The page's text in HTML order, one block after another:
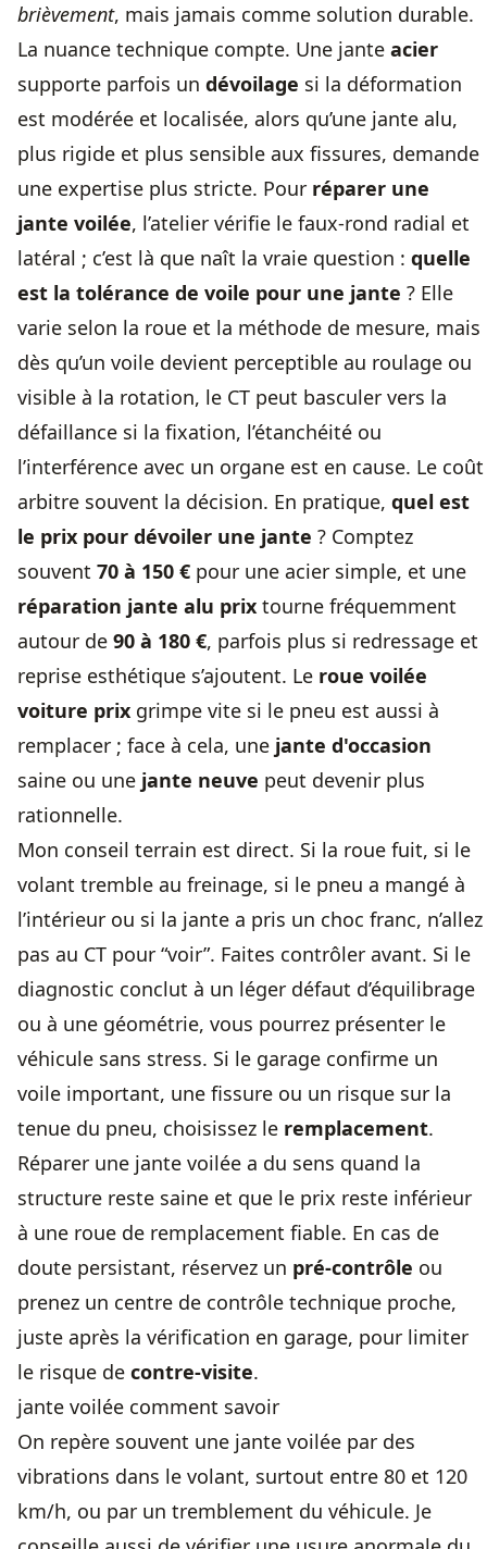
brièvement, mais jamais comme solution durable.
La nuance technique compte. Une jante acier
supporte parfois un dévoilage si la déformation
est modérée et localisée, alors qu’une jante alu,
plus rigide et plus sensible aux fissures, demande
une expertise plus stricte. Pour réparer une
jante voilée, l’atelier vérifie le faux-rond radial et
latéral ; c’est là que naît la vraie question : quelle
est la tolérance de voile pour une jante ? Elle
varie selon la roue et la méthode de mesure, mais
dès qu’un voile devient perceptible au roulage ou
visible à la rotation, le CT peut basculer vers la
défaillance si la fixation, l’étanchéité ou
l’interférence avec un organe est en cause. Le coût
arbitre souvent la décision. En pratique, quel est
le prix pour dévoiler une jante ? Comptez
souvent 70 à 150 € pour une acier simple, et une
réparation jante alu prix tourne fréquemment
autour de 90 à 180 €, parfois plus si redressage et
reprise esthétique s’ajoutent. Le roue voilée
voiture prix grimpe vite si le pneu est aussi à
remplacer ; face à cela, une jante d'occasion
saine ou une jante neuve peut devenir plus
rationnelle.
Mon conseil terrain est direct. Si la roue fuit, si le
volant tremble au freinage, si le pneu a mangé à
l’intérieur ou si la jante a pris un choc franc, n’allez
pas au CT pour “voir”. Faites contrôler avant. Si le
diagnostic conclut à un léger défaut d’équilibrage
ou à une géométrie, vous pourrez présenter le
véhicule sans stress. Si le garage confirme un
voile important, une fissure ou un risque sur la
tenue du pneu, choisissez le remplacement.
Réparer une jante voilée a du sens quand la
structure reste saine et que le prix reste inférieur
à une roue de remplacement fiable. En cas de
doute persistant, réservez un pré-contrôle ou
prenez un centre de contrôle technique proche,
juste après la vérification en garage, pour limiter
le risque de contre-visite.
jante voilée comment savoir
On repère souvent une jante voilée par des
vibrations dans le volant, surtout entre 80 et 120
km/h, ou par un tremblement du véhicule. Je